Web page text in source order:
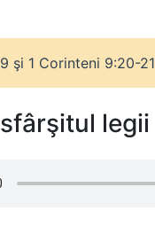
şi 1 Corinteni 9:20-21
legii